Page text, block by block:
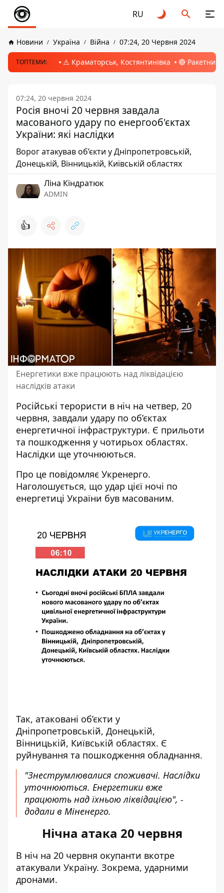
RU
Новини Україна Війна 07:24, 20 Червня 2024
ТОПТЕМИ: ⚠️ Краматорськ, Костянтинівка 🔴 Ракетний
07:24, 20 червня 2024
Росія вночі 20 червня завдала
масованого удару по енергооб'єктах
України: які наслідки
Ворог атакував об’єкти у Дніпропетровській,
Донецькій, Вінницькій, Київській областях
Ліна Кіндратюк
ADMIN
👍
Енергетики вже працюють над ліквідацією
наслідків атаки
Російські терористи в ніч на четвер, 20
червня, завдали удару по об’єктах
енергетичної інфраструктури. Є прильоти
та пошкодження у чотирьох областях.
Наслідки ще уточнюються.
Про це повідомляє Укренерго.
Наголошується, що удар цієї ночі по
енергетиці України був масованим.
Так, атаковані об’єкти у
Дніпропетровській, Донецькій,
Вінницькій, Київській областях. Є
руйнування та пошкодження обладнання.
"Знеструмлювалися споживачі. Наслідки
уточнюються. Енергетики вже
працюють над їхньою ліквідацією", -
додали в Міненерго.
Нічна атака 20 червня
В ніч на 20 червня окупанти вкотре
атакували Україну. Зокрема, ударними
дронами.